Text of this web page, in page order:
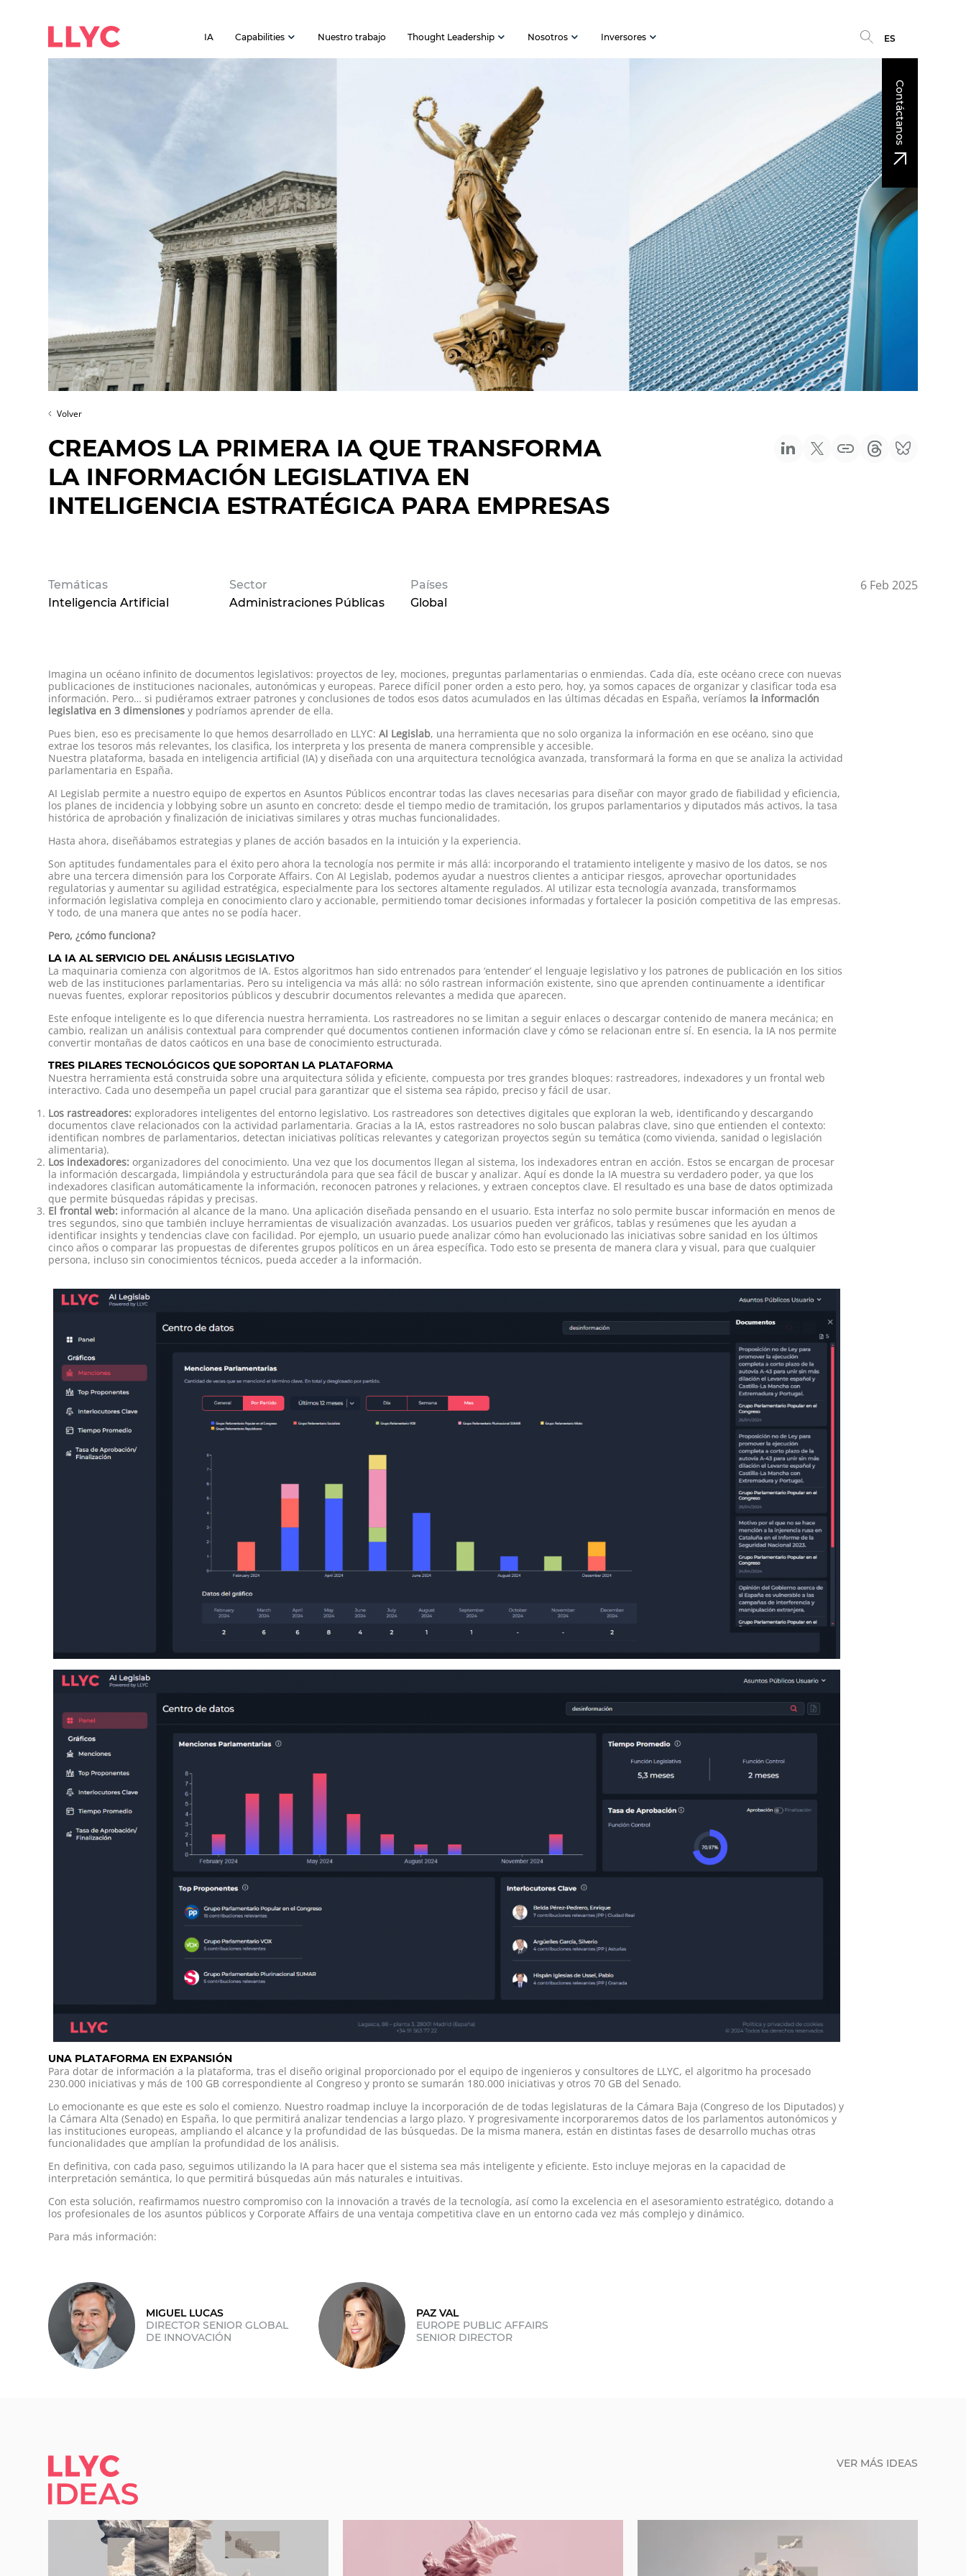
IA Capabilities Nuestro trabajo Thought Leadership Nosotros Inversores ES
Contáctanos
Volver
CREAMOS LA PRIMERA IA QUE TRANSFORMA
LA INFORMACIÓN LEGISLATIVA EN
INTELIGENCIA ESTRATÉGICA PARA EMPRESAS
Temáticas
Inteligencia Artificial
Sector
Administraciones Públicas
Países
Global
6 Feb 2025
Imagina un océano infinito de documentos legislativos: proyectos de ley, mociones, preguntas parlamentarias o enmiendas. Cada día, este océano crece con nuevas
publicaciones de instituciones nacionales, autonómicas y europeas. Parece difícil poner orden a esto pero, hoy, ya somos capaces de organizar y clasificar toda esa
información. Pero… si pudiéramos extraer patrones y conclusiones de todos esos datos acumulados en las últimas décadas en España, veríamos la información
legislativa en 3 dimensiones y podríamos aprender de ella.
Pues bien, eso es precisamente lo que hemos desarrollado en LLYC:AI Legislab, una herramienta que no solo organiza la información en ese océano, sino que
extrae los tesoros más relevantes, los clasifica, los interpreta y los presenta de manera comprensible y accesible.
Nuestra plataforma, basada en inteligencia artificial (IA) y diseñada con una arquitectura tecnológica avanzada, transformará la forma en que se analiza la actividad
parlamentaria en España.
AI Legislab permite a nuestro equipo de expertos en Asuntos Públicos encontrar todas las claves necesarias para diseñar con mayor grado de fiabilidad y eficiencia,
los planes de incidencia y lobbying sobre un asunto en concreto: desde el tiempo medio de tramitación, los grupos parlamentarios y diputados más activos, la tasa
histórica de aprobación y finalización de iniciativas similares y otras muchas funcionalidades.
Hasta ahora, diseñábamos estrategias y planes de acción basados en la intuición y la experiencia.
Son aptitudes fundamentales para el éxito pero ahora la tecnología nos permite ir más allá: incorporando el tratamiento inteligente y masivo de los datos, se nos
abre una tercera dimensión para los Corporate Affairs. Con AI Legislab, podemos ayudar a nuestros clientes a anticipar riesgos, aprovechar oportunidades
regulatorias y aumentar su agilidad estratégica, especialmente para los sectores altamente regulados. Al utilizar esta tecnología avanzada, transformamos
información legislativa compleja en conocimiento claro y accionable, permitiendo tomar decisiones informadas y fortalecer la posición competitiva de las empresas.
Y todo, de una manera que antes no se podía hacer.
Pero, ¿cómo funciona?
LA IA AL SERVICIO DEL ANÁLISIS LEGISLATIVO
La maquinaria comienza con algoritmos de IA. Estos algoritmos han sido entrenados para ‘entender’ el lenguaje legislativo y los patrones de publicación en los sitios
web de las instituciones parlamentarias. Pero su inteligencia va más allá: no sólo rastrean información existente, sino que aprenden continuamente a identificar
nuevas fuentes, explorar repositorios públicos y descubrir documentos relevantes a medida que aparecen.
Este enfoque inteligente es lo que diferencia nuestra herramienta. Los rastreadores no se limitan a seguir enlaces o descargar contenido de manera mecánica; en
cambio, realizan un análisis contextual para comprender qué documentos contienen información clave y cómo se relacionan entre sí. En esencia, la IA nos permite
convertir montañas de datos caóticos en una base de conocimiento estructurada.
TRES PILARES TECNOLÓGICOS QUE SOPORTAN LA PLATAFORMA
Nuestra herramienta está construida sobre una arquitectura sólida y eficiente, compuesta por tres grandes bloques: rastreadores, indexadores y un frontal web
interactivo. Cada uno desempeña un papel crucial para garantizar que el sistema sea rápido, preciso y fácil de usar.
Los rastreadores:exploradores inteligentes del entorno legislativo. Los rastreadores son detectives digitales que exploran la web, identificando y descargando
documentos clave relacionados con la actividad parlamentaria. Gracias a la IA, estos rastreadores no solo buscan palabras clave, sino que entienden el contexto:
identifican nombres de parlamentarios, detectan iniciativas políticas relevantes y categorizan proyectos según su temática (como vivienda, sanidad o legislación
alimentaria).
Los indexadores: organizadores del conocimiento. Una vez que los documentos llegan al sistema, los indexadores entran en acción. Estos se encargan de procesar
la información descargada, limpiándola y estructurándola para que sea fácil de buscar y analizar. Aquí es donde la IA muestra su verdadero poder, ya que los
indexadores clasifican automáticamente la información, reconocen patrones y relaciones, y extraen conceptos clave. El resultado es una base de datos optimizada
que permite búsquedas rápidas y precisas.
El frontal web: información al alcance de la mano. Una aplicación diseñada pensando en el usuario. Esta interfaz no solo permite buscar información en menos de
tres segundos, sino que también incluye herramientas de visualización avanzadas. Los usuarios pueden ver gráficos, tablas y resúmenes que les ayudan a
identificar insights y tendencias clave con facilidad. Por ejemplo, un usuario puede analizar cómo han evolucionado las iniciativas sobre sanidad en los últimos
cinco años o comparar las propuestas de diferentes grupos políticos en un área específica. Todo esto se presenta de manera clara y visual, para que cualquier
persona, incluso sin conocimientos técnicos, pueda acceder a la información.
UNA PLATAFORMA EN EXPANSIÓN
Para dotar de información a la plataforma, tras el diseño original proporcionado por el equipo de ingenieros y consultores de LLYC, el algoritmo ha procesado
230.000 iniciativas y más de 100 GB correspondiente al Congreso y pronto se sumarán 180.000 iniciativas y otros 70 GB del Senado.
Lo emocionante es que este es solo el comienzo. Nuestro roadmap incluye la incorporación de de todas legislaturas de la Cámara Baja (Congreso de los Diputados) y
la Cámara Alta (Senado) en España, lo que permitirá analizar tendencias a largo plazo. Y progresivamente incorporaremos datos de los parlamentos autonómicos y
las instituciones europeas, ampliando el alcance y la profundidad de las búsquedas. De la misma manera, están en distintas fases de desarrollo muchas otras
funcionalidades que amplían la profundidad de los análisis.
En definitiva, con cada paso, seguimos utilizando la IA para hacer que el sistema sea más inteligente y eficiente. Esto incluye mejoras en la capacidad de
interpretación semántica, lo que permitirá búsquedas aún más naturales e intuitivas.
Con esta solución, reafirmamos nuestro compromiso con la innovación a través de la tecnología, así como la excelencia en el asesoramiento estratégico, dotando a
los profesionales de los asuntos públicos y Corporate Affairs de una ventaja competitiva clave en un entorno cada vez más complejo y dinámico.
Para más información:
MIGUEL LUCAS
DIRECTOR SENIOR GLOBAL
DE INNOVACIÓN
PAZ VAL
EUROPE PUBLIC AFFAIRS
SENIOR DIRECTOR
LLYC IDEAS. VER MÁS IDEAS